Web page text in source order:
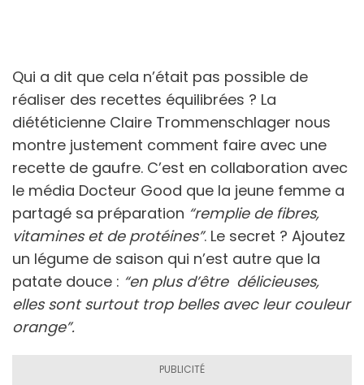
Qui a dit que cela n’était pas possible de
réaliser des recettes équilibrées ? La
diététicienne Claire Trommenschlager nous
montre justement comment faire avec une
recette de gaufre. C’est en collaboration avec
le média Docteur Good que la jeune femme a
partagé sa préparation “remplie de fibres,
vitamines et de protéines”. Le secret ? Ajoutez
un légume de saison qui n’est autre que la
patate douce : “en plus d’être délicieuses,
elles sont surtout trop belles avec leur couleur
orange”.